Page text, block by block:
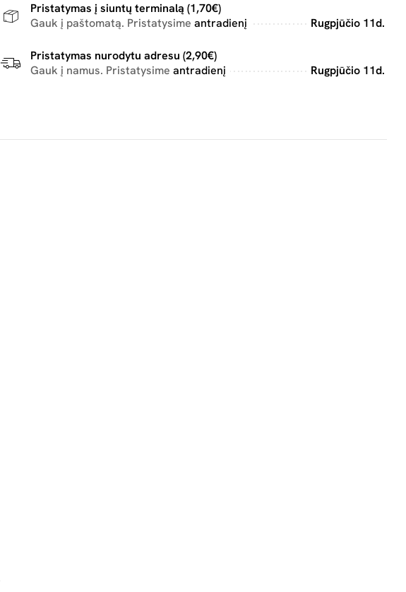
Pristatymas į siuntų terminalą (1,70€)
Gauk į paštomatą. Pristatysime antradienį Rugpjūčio 11d.
Pristatymas nurodytu adresu (2,90€)
Gauk į namus. Pristatysime antradienį Rugpjūčio 11d.